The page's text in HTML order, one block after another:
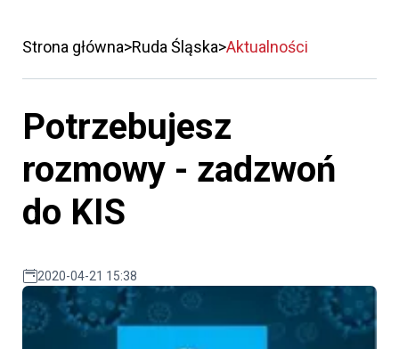
Strona główna Ruda Śląska Aktualności
Potrzebujesz
rozmowy - zadzwoń
do KIS
2020-04-21 15:38